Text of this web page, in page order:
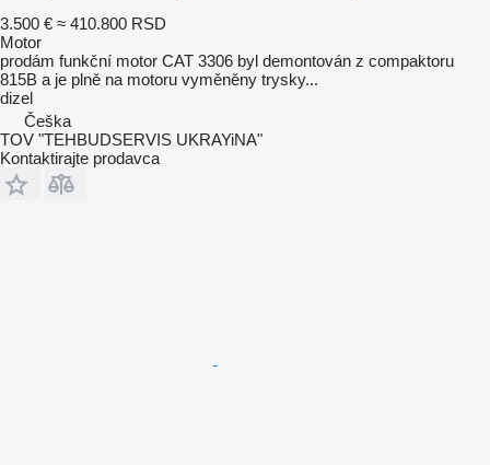
3.500 € ≈ 410.800 RSD
Motor
prodám funkční motor CAT 3306 byl demontován z compaktoru
815B a je plně na motoru vyměněny trysky...
dizel
Češka
TOV "TEHBUDSERVIS UKRAYiNA"
Kontaktirajte prodavca